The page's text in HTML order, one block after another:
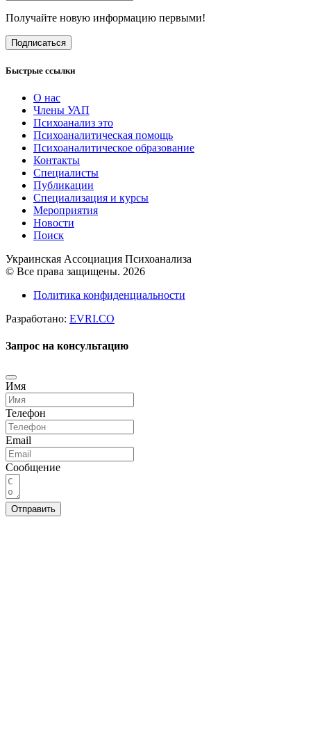
Получайте новую информацию первыми!
Подписаться
Быстрые ссылки
О нас
Члены УАП
Психоанализ это
Психоаналитическая помощь
Психоаналитическое образование
Контакты
Специалисты
Публикации
Специализация и курсы
Мероприятия
Новости
Поиск
Украинская Ассоциация Психоанализа
© Все права защищены. 2026
Политика конфиденциальности
Разработано: EVRI.CO
Запрос на консультацию
Имя
Телефон
Email
Сообщение
Отправить